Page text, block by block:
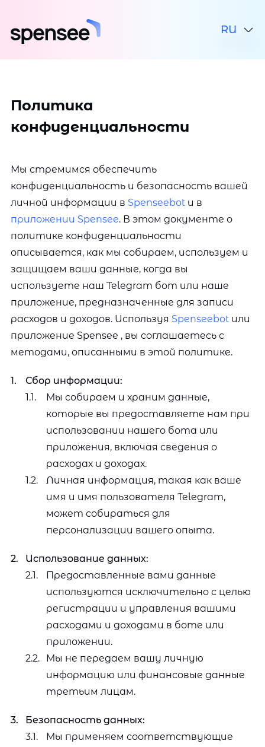
RU
AZ
Политика
конфиденциальности
Мы стремимся обеспечить
конфиденциальность и безопасность вашей
личной информации в Spenseebotи в
приложении Spensee. В этом документе о
политике конфиденциальности
описывается, как мы собираем, используем и
защищаем ваши данные, когда вы
используете наш Telegram бот или наше
приложение, предназначенные для записи
расходов и доходов. Используя Spenseebotили
приложение Spensee , вы соглашаетесь с
методами, описанными в этой политике.
Сбор информации:
Мы собираем и храним данные,
которые вы предоставляете нам при
использовании нашего бота или
приложения, включая сведения о
расходах и доходах.
Личная информация, такая как ваше
имя и имя пользователя Telegram,
может собираться для
персонализации вашего опыта.
Использование данных:
Предоставленные вами данные
используются исключительно с целью
регистрации и управления вашими
расходами и доходами в боте или
приложении.
Мы не передаем вашу личную
информацию или финансовые данные
третьим лицам.
Безопасность данных:
Мы применяем соответствующие